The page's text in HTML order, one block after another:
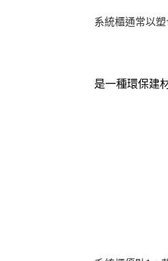
系統櫃通常以
是一種環保建